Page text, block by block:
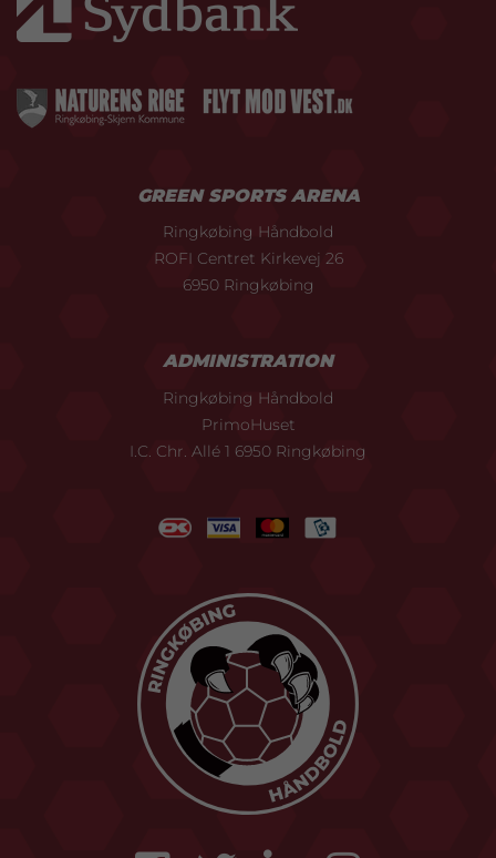
GREEN SPORTS ARENA
Ringkøbing Håndbold
ROFI Centret Kirkevej 26
6950 Ringkøbing
ADMINISTRATION
Ringkøbing Håndbold
PrimoHuset
I.C. Chr. Allé 1 6950 Ringkøbing